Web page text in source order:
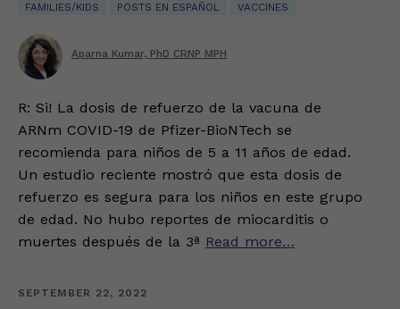
FAMILIES/KIDS POSTS EN ESPAÑOL VACCINES
Aparna Kumar, PhD CRNP MPH
R: Si! La dosis de refuerzo de la vacuna de
ARNm COVID-19 de Pfizer-BioNTech se
recomienda para niños de 5 a 11 años de edad.
Un estudio reciente mostró que esta dosis de
refuerzo es segura para los niños en este grupo
de edad. No hubo reportes de miocarditis o
muertes después de la 3ª Read more…
SEPTEMBER 22, 2022